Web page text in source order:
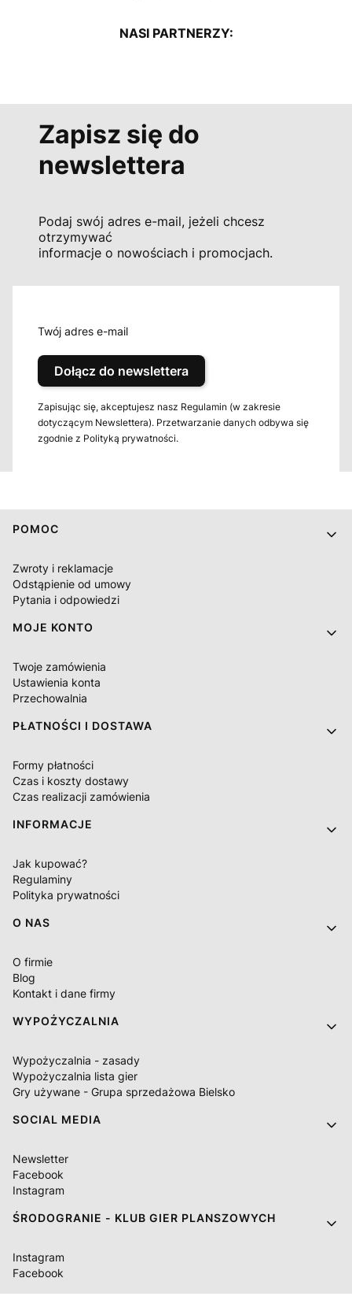
NASI PARTNERZY:
Zapisz się do
newslettera
Podaj swój adres e-mail, jeżeli chcesz
otrzymywać
informacje o nowościach i promocjach.
Twój adres e-mail
Dołącz do newslettera
Zapisując się, akceptujesz nasz Regulamin (w zakresie
dotyczącym Newslettera). Przetwarzanie danych odbywa się
zgodnie z Polityką prywatności.
Linki w stopce
POMOC
Zwroty i reklamacje
Odstąpienie od umowy
Pytania i odpowiedzi
MOJE KONTO
Twoje zamówienia
Ustawienia konta
Przechowalnia
PŁATNOŚCI I DOSTAWA
Formy płatności
Czas i koszty dostawy
Czas realizacji zamówienia
INFORMACJE
Jak kupować?
Regulaminy
Polityka prywatności
O NAS
O firmie
Blog
Kontakt i dane firmy
WYPOŻYCZALNIA
Wypożyczalnia - zasady
Wypożyczalnia lista gier
Gry używane - Grupa sprzedażowa Bielsko
SOCIAL MEDIA
Newsletter
Facebook
Instagram
ŚRODOGRANIE - KLUB GIER PLANSZOWYCH
Instagram
Facebook